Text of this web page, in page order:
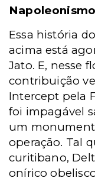
Napoleonismo
Essa história
acima está
Jato. E, nesse
contribuição
Intercept pela
foi impagável
um
operação. Tal
curitibano,
onírico